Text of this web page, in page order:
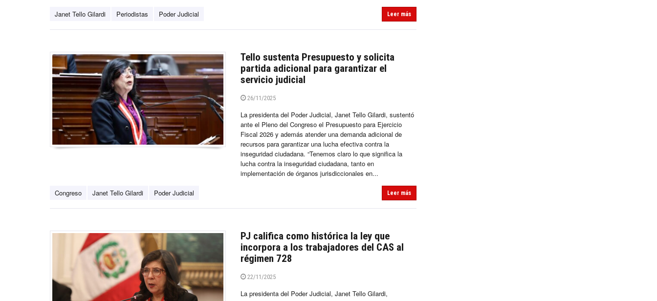
Janet Tello Gilardi Periodistas Poder Judicial Leer más
Tello sustenta Presupuesto y solicita
partida adicional para garantizar el
servicio judicial
26/11/2025
La presidenta del Poder Judicial, Janet Tello Gilardi, sustentó
ante el Pleno del Congreso el Presupuesto para Ejercicio
Fiscal 2026 y además atender una demanda adicional de
recursos para garantizar una lucha efectiva contra la
inseguridad ciudadana. “Tenemos claro lo que significa la
lucha contra la inseguridad ciudadana, tanto en
implementación de órganos jurisdiccionales en...
Congreso Janet Tello Gilardi Poder Judicial Leer más
PJ califica como histórica la ley que
incorpora a los trabajadores del CAS al
régimen 728
22/11/2025
La presidenta del Poder Judicial, Janet Tello Gilardi,